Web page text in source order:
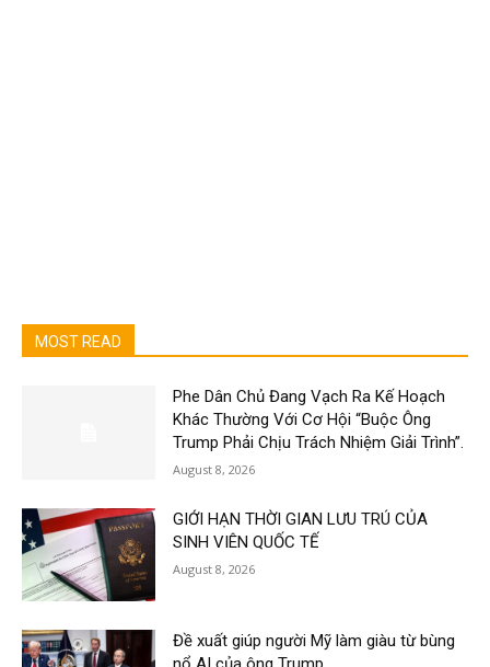
MOST READ
Phe Dân Chủ Đang Vạch Ra Kế Hoạch
Khác Thường Với Cơ Hội “Buộc Ông
Trump Phải Chịu Trách Nhiệm Giải Trình”.
August 8, 2026
GIỚI HẠN THỜI GIAN LƯU TRÚ CỦA
SINH VIÊN QUỐC TẾ
August 8, 2026
Đề xuất giúp người Mỹ làm giàu từ bùng